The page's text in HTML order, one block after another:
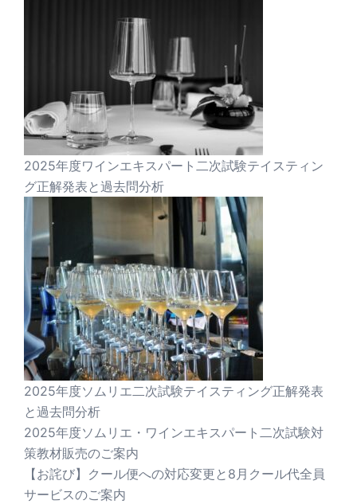
2025年度ワインエキスパート二次試験テイスティン
グ正解発表と過去問分析
2025年度ソムリエ二次試験テイスティング正解発表
と過去問分析
2025年度ソムリエ・ワインエキスパート二次試験対
策教材販売のご案内
【お詫び】クール便への対応変更と8月クール代全員
サービスのご案内